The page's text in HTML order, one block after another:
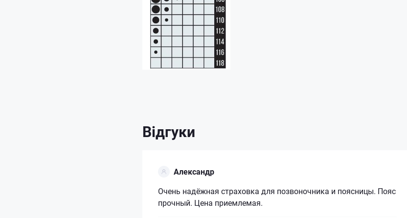
Відгуки
Александр
Очень надёжная страховка для позвоночника и поясницы. Пояс
прочный. Цена приемлемая.